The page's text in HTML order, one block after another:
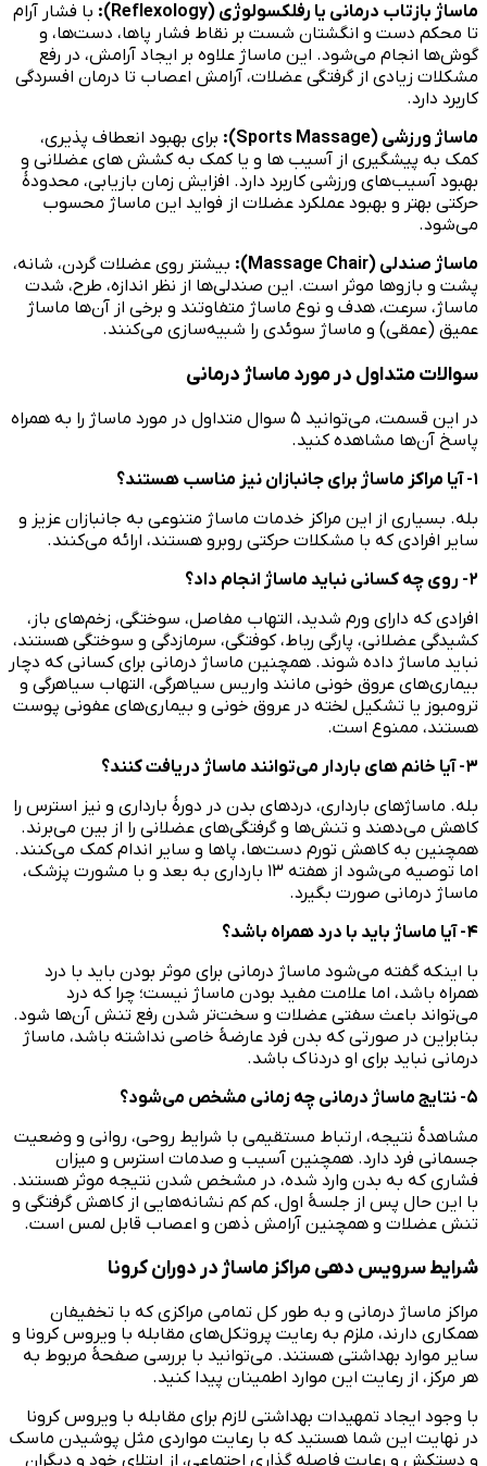
ماساژ بازتاب درمانی یا رفلکسولوژی (Reflexology
): با فشار آرام
تا محکم دست و انگشتان شست بر نقاط فشار پاها، دست‌ها، و
گوش‌ها انجام می‌شود. این ماساژ علاوه بر ایجاد آرامش، در رفع
مشکلات زیادی از گرفتگی عضلات، آرامش اعصاب تا درمان افسردگی
کاربرد دارد.
ماساژ ورزشی (
Sports Massage
): برای بهبود انعطاف پذیری،
کمک به پیشگیری از آسیب ها و یا کمک به کشش های عضلانی و
بهبود آسیب‌های ورزشی کاربرد دارد. افزایش زمان بازیابی، محدودهٔ
حرکتی بهتر و بهبود عملکرد عضلات از فواید این ماساژ محسوب
می‌شود.
ماساژ صندلی (Massage Chair
): بیشتر روی عضلات گردن، شانه،
پشت و بازوها موثر است. این صندلی‌ها از نظر اندازه، طرح، شدت
ماساژ، سرعت، هدف و نوع ماساژ متفاوتند و برخی از آن‌ها ماساژ
عمیق (عمقی) و ماساژ سوئدی را شبیه‌سازی می‌کنند.
سوالات متداول در مورد ماساژ درمانی
در این قسمت، می‌توانید ۵ سوال متداول در مورد ماساژ را به همراه
پاسخ آن‌ها مشاهده کنید.
۱- آیا مراکز ماساژ برای جانبازان نیز مناسب هستند؟
بله. بسیاری از این مراکز خدمات ماساژ متنوعی به جانبازان عزیز و
سایر افرادی که با مشکلات حرکتی روبرو هستند، ارائه می‌کنند.
۲- روی چه کسانی نباید ماساژ انجام داد؟
افرادی که دارای ورم شدید، التهاب مفاصل، سوختگی، زخم‌های باز،
کشیدگی عضلانی، پارگی رباط، کوفتگی، سرمازدگی و سوختگی هستند،
نباید ماساژ داده شوند. همچنین ماساژ درمانی برای کسانی که دچار
بیماری‌های عروق خونی مانند واریس سیاهرگی، التهاب سیاهرگی و
ترومبوز یا تشکیل لخته در عروق خونی و بیماری‌های عفونی پوست
هستند، ممنوع است.
۳- آیا خانم های باردار می‌توانند ماساژ دریافت کنند؟
بله. ماساژهای بارداری، دردهای بدن در دورهٔ بارداری و نیز استرس را
کاهش می‌دهند و تنش‌ها و گرفتگی‌های عضلانی را از بین می‌برند.
همچنین به کاهش تورم دست‌ها، پاها و سایر اندام کمک می‌کنند.
اما توصیه می‌شود از هفته ۱۳ بارداری به بعد و با مشورت پزشک،
ماساژ درمانی صورت بگیرد.
۴- آیا ماساژ باید با درد همراه باشد؟
با اینکه گفته می‌شود ماساژ درمانی برای موثر بودن باید با درد
همراه باشد، اما علامت مفید بودن ماساژ نیست؛ چرا که درد
می‌تواند باعث سفتی عضلات و سخت‌تر شدن رفع تنش آن‌ها شود.
بنابراین در صورتی که بدن فرد عارضهٔ خاصی نداشته باشد، ماساژ
درمانی نباید برای او دردناک باشد.
۵- نتایج ماساژ درمانی چه زمانی مشخص می‌شود؟
مشاهده‌ٔ نتیجه، ارتباط مستقیمی با شرایط روحی، روانی و وضعیت
جسمانی فرد دارد. همچنین آسیب و صدمات استرس و میزان
فشاری که به بدن وارد شده، در مشخص شدن نتیجه موثر هستند.
با این حال پس از جلسهٔ اول، کم کم نشانه‌هایی از کاهش گرفتگی و
تنش عضلات و همچنین آرامش ذهن و اعصاب قابل لمس است.
شرایط سرویس دهی مراکز ماساژ در دوران کرونا
مراکز ماساژ درمانی و به طور کل تمامی مراکزی که با تخفیفان
همکاری دارند، ملزم به رعایت پروتکل‌های مقابله با ویروس کرونا و
سایر موارد بهداشتی هستند. می‌توانید با بررسی صفحهٔ مربوط به
هر مرکز، از رعایت این موارد اطمینان پیدا کنید.
با وجود ایجاد تمهیدات بهداشتی لازم برای مقابله با ویروس کرونا
در نهایت این شما هستید که با رعایت مواردی مثل پوشیدن ماسک
و دستکش و رعایت فاصله گذاری اجتماعی، از ابتلای خود و دیگران